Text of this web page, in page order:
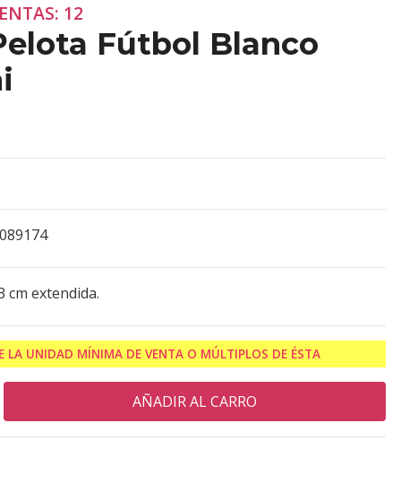
12
Fútbol Blanco
cm extendida.
LA UNIDAD MÍNIMA DE VENTA O MÚLTIPLOS DE ÉSTA